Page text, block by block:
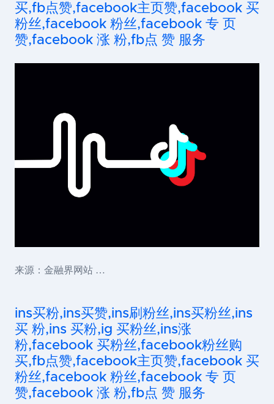
买,fb点赞,facebook主页赞,facebook 买
粉丝,facebook 粉丝,facebook 专 页
赞,facebook 涨 粉,fb点 赞 服务
来源：金融界网站 …
ins买粉,ins买赞,ins刷粉丝,ins买粉丝,ins
买 粉,ins 买粉,ig 买粉丝,ins涨
粉,facebook 买粉丝,facebook粉丝购
买,fb点赞,facebook主页赞,facebook 买
粉丝,facebook 粉丝,facebook 专 页
赞,facebook 涨 粉,fb点 赞 服务